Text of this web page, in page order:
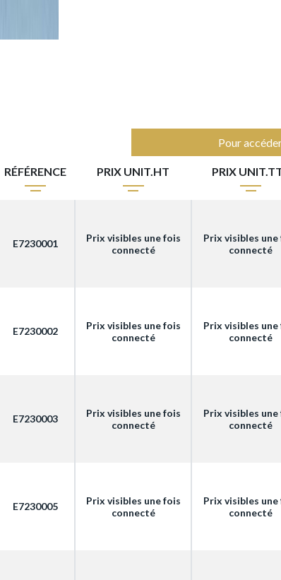
Pour
RÉFÉRENCE PRIX UNIT.HT PRIX
E7230001
Prix visibles une fois
connecté
Prix visibles une
connecté
E7230002
Prix visibles une fois
connecté
Prix visibles une
connecté
E7230003
Prix visibles une fois
connecté
Prix visibles une
connecté
E7230005
Prix visibles une fois
connecté
Prix visibles une
connecté